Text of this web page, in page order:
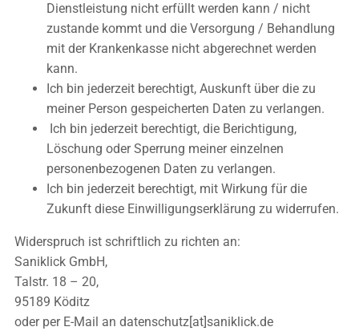
Dienstleistung nicht erfüllt werden kann / nicht
zustande kommt und die Versorgung / Behandlung
mit der Krankenkasse nicht abgerechnet werden
kann.
Ich bin jederzeit berechtigt, Auskunft über die zu
meiner Person gespeicherten Daten zu verlangen.
Ich bin jederzeit berechtigt, die Berichtigung,
Löschung oder Sperrung meiner einzelnen
personenbezogenen Daten zu verlangen.
Ich bin jederzeit berechtigt, mit Wirkung für die
Zukunft diese Einwilligungserklärung zu widerrufen.
Widerspruch ist schriftlich zu richten an:
Saniklick GmbH,
Talstr. 18 – 20,
95189 Köditz
oder per E-Mail an datenschutz[at]saniklick.de